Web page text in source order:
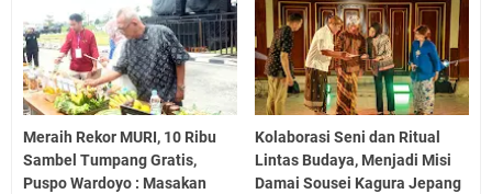
Meraih Rekor MURI, 10 Ribu
Sambel Tumpang Gratis,
Puspo Wardoyo : Masakan
Kolaborasi Seni dan Ritual
Lintas Budaya, Menjadi Misi
Damai Sousei Kagura Jepang